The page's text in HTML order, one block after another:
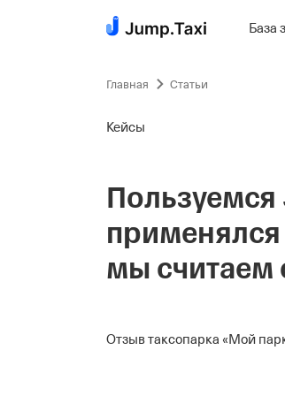
База
Главная Статьи
Кейсы
Пользуемся
мы считаем
Отзыв таксопарка «Мой